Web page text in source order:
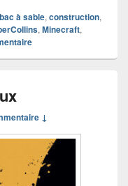
bac à sable, construction,
, Minecraft,
↓